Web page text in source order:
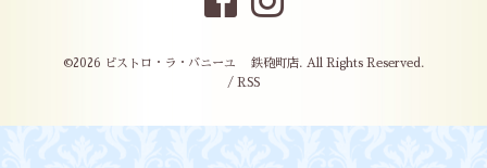
©2026 ビストロ・ラ・バニーユ 鉄砲町店. All Rights Reserved.
/
RSS